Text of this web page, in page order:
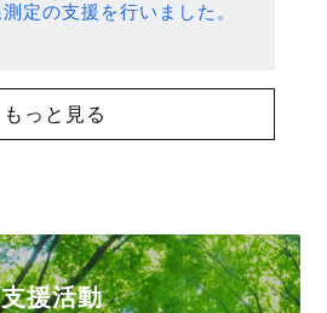
定の支援を行いました。
もっと見る
援活動